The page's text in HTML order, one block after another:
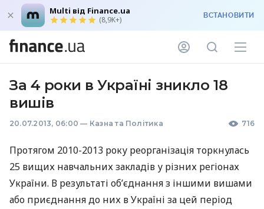
Multi від Finance.ua
(8,9K+) ВСТАНОВИТИ
За 4 роки в Україні зникло 18
вишів
20.07.2013, 06:00 — Казна та Політика 716
Протягом 2010-2013 року реорганізація торкнулась
25 вищих навчальних закладів у різних регіонах
України. В результаті об’єднання з іншими вишами
або приєднання до них в Україні за цей період